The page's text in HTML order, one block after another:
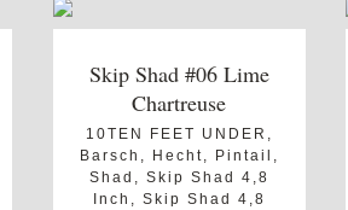
Skip Shad #06 Lime
Chartreuse
10TEN FEET UNDER
Barsch
Hecht Pintail
Shad
Skip Shad 4,8
Inch
Skip Shad 4,8